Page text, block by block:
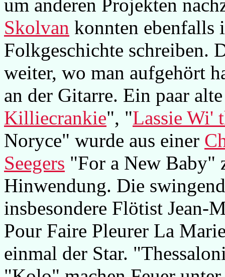
um anderen Projekten
Skolvan konnten ebenfalls
Folkgeschichte schreiben.
weiter, wo man aufgehört
an der Gitarre. Ein paar
Killiecrankie", "Lassie Wi'
Noryce" wurde aus einer
Seegers "For a New Baby"
Hinwendung. Die
insbesondere Flötist
Pour Faire Pleurer La
einmal der Star.